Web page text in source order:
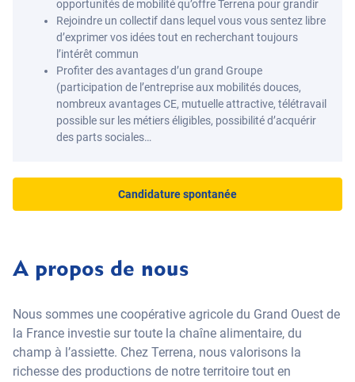
opportunités de mobilité qu’offre Terrena pour grandir
Rejoindre un collectif dans lequel vous vous sentez libre
d’exprimer vos idées tout en recherchant toujours
l’intérêt commun
Profiter des avantages d’un grand Groupe
(participation de l’entreprise aux mobilités douces,
nombreux avantages CE, mutuelle attractive, télétravail
possible sur les métiers éligibles, possibilité d’acquérir
des parts sociales…
Candidature spontanée
A propos de nous
Nous sommes une coopérative agricole du Grand Ouest de
la France investie sur toute la chaîne alimentaire, du
champ à l’assiette. Chez Terrena, nous valorisons la
richesse des productions de notre territoire tout en